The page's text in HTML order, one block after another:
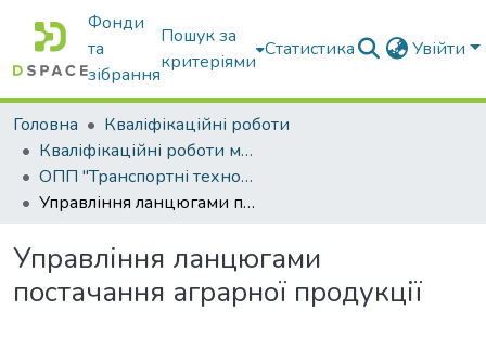
Фонди
та
зібрання
Пошук за
критеріями
Статистика Увійти
Головна
Кваліфікаційні роботи
Кваліфікаційні роботи магістрів
ОПП "Транспортні технології на автомобільному транспорті"
Управління ланцюгами постачання аграрної продукції
Управління ланцюгами
постачання аграрної продукції